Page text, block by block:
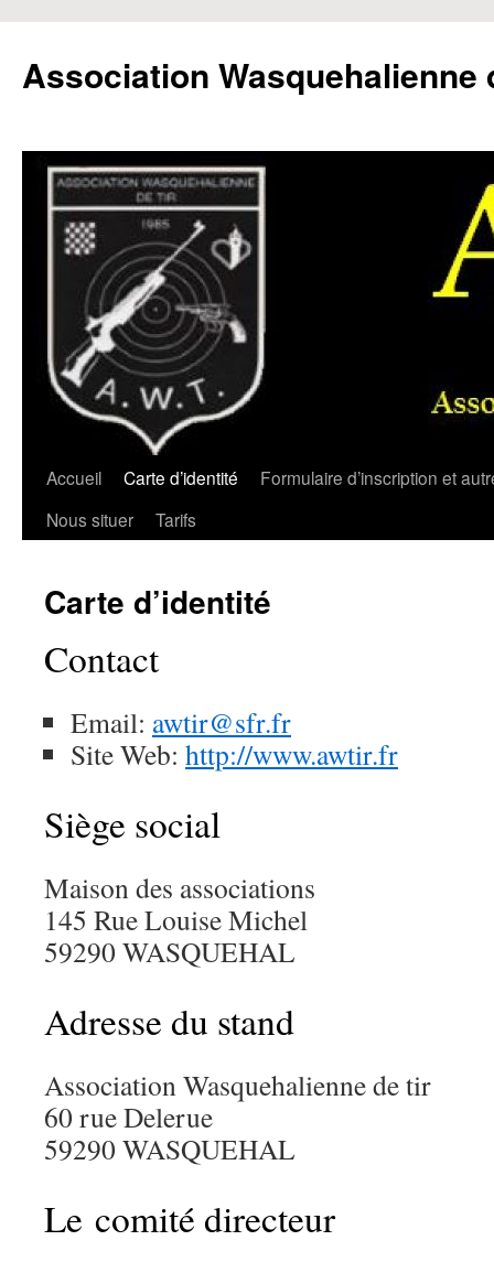
contenu
Association Wasquehalienne
Accueil Carte d’identité
Formulaire d’inscription et
Nous situer
Tarifs
Carte d’identité
Contact
Email: awtir@sfr.fr
Site Web: http://www.awtir.fr
Siège social
Maison des associations
145 Rue Louise Michel
59290 WASQUEHAL
Adresse du stand
Association Wasquehalienne de tir
60 rue Delerue
59290 WASQUEHAL
Le comité directeur